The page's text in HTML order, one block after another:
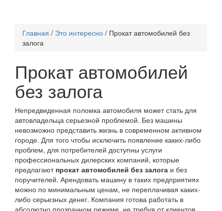
Главная / Это интересно / Прокат автомобилей без
залога
Прокат автомобилей
без залога
Непредвиденная поломка автомобиля может стать для
автовладельца серьезной проблемой. Без машины
невозможно представить жизнь в современном активном
городе. Для того чтобы исключить появление каких-либо
проблем, для потребителей доступны услуги
профессиональных дилерских компаний, которые
предлагают прокат автомобилей без залога и без
поручителей. Арендовать машину в таких предприятиях
можно по минимальным ценам, не переплачивая каких-
либо серьезных денег. Компания готова работать в